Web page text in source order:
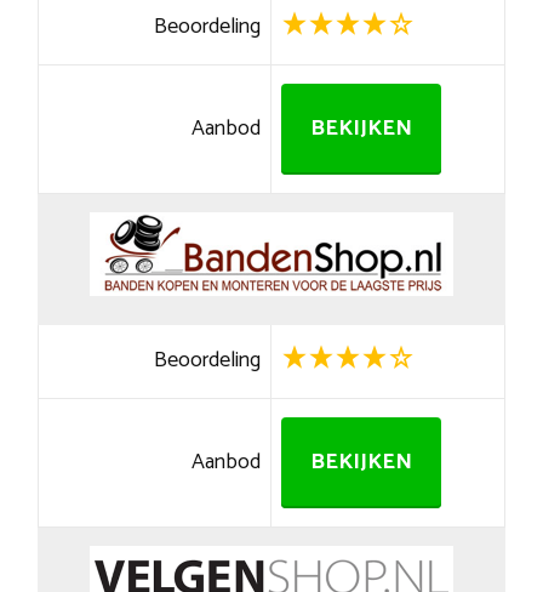
Beoordeling
Aanbod BEKIJKEN
Beoordeling
Aanbod BEKIJKEN